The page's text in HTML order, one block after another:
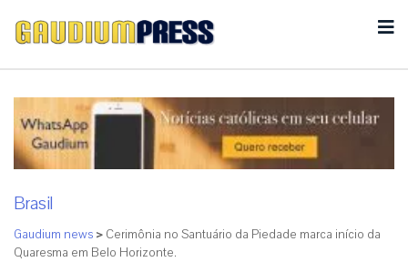
Brasil
Gaudium news > Cerimônia no Santuário da Piedade marca início da
Quaresma em Belo Horizonte.